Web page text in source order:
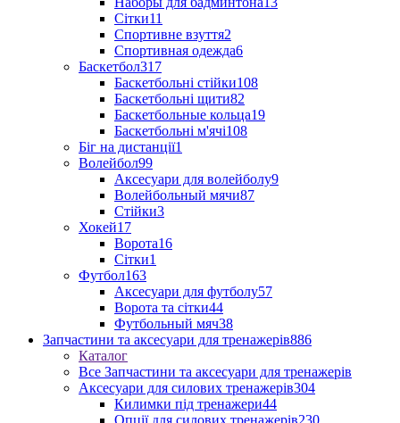
Сітки11
Спортивне взуття2
Спортивная одежда6
Баскетбол317
Баскетбольні стійки108
Баскетбольні щити82
Баскетбольные кольца19
Баскетбольні м'ячі108
Біг на дистанції1
Волейбол99
Аксесуари для волейболу9
Волейбольный мячи87
Стійки3
Хокей17
Ворота16
Сітки1
Футбол163
Аксесуари для футболу57
Ворота та сітки44
Футбольный мяч38
Запчастини та аксесуари для тренажерів886
Каталог
Все Запчастини та аксесуари для тренажерів
Аксесуари для силових тренажерів304
Килимки під тренажери44
Опції для силових тренажерів230